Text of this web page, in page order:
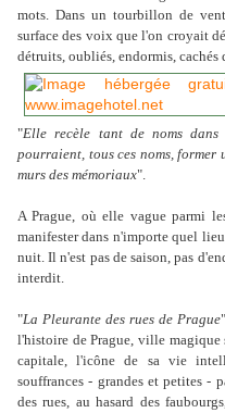
mots. Dans un tourbillon de
surface des voix que l'on croyait
détruits, oubliés, endormis, cachés
"Elle recèle tant de noms
pourraient, tous ces noms, former
murs des mémoriaux".
A Prague, où elle vague parmi
manifester dans n'importe quel
nuit. Il n'est pas de saison, pas
interdit.
"La Pleurante des rues de Prague
l'histoire de Prague, ville
capitale, l'icône de sa vie
souffrances - grandes et petites -
des rues, au hasard des